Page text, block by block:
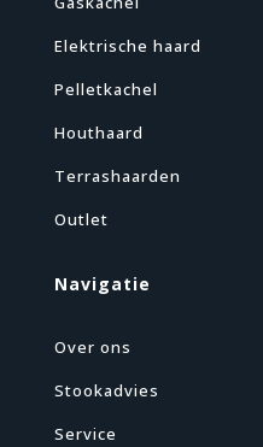
Elektrische haard
Pelletkachel
Houthaard
Terrashaarden
Outlet
Navigatie
Over ons
Stookadvies
Service